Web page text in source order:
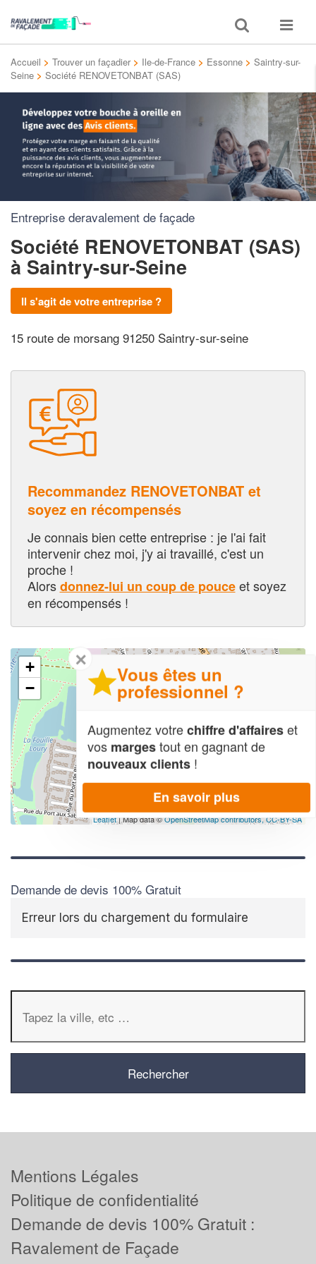
Toggle
search
Toggle
Accueil > Trouver un façadier > Ile-de-France > Essonne > Saintry-sur-
Seine > Société RENOVETONBAT (SAS)
Entreprise deravalement de façade
Société RENOVETONBAT (SAS)
à Saintry-sur-Seine
Il s'agit de votre entreprise ?
15 route de morsang 91250 Saintry-sur-seine
Recommandez RENOVETONBAT et
soyez en récompensés
Je connais bien cette entreprise : je l'ai fait
intervenir chez moi, j'y ai travaillé, c'est un
proche !
Alorsdonnez-lui un coup de pouceet soyez
en récompensés !
+
−
Leaflet| Map data ©OpenStreetMap contributors,CC-BY-SA
Demande de devis 100% Gratuit
Erreur lors du chargement du formulaire
✕
Vous êtes un
professionnel ?
Augmentez votrechiffre d'affaireset
vos margestout en gagnant de
nouveaux clients !
En savoir plus
Mentions Légales
Politique de confidentialité
Demande de devis 100% Gratuit :
Ravalement de Façade